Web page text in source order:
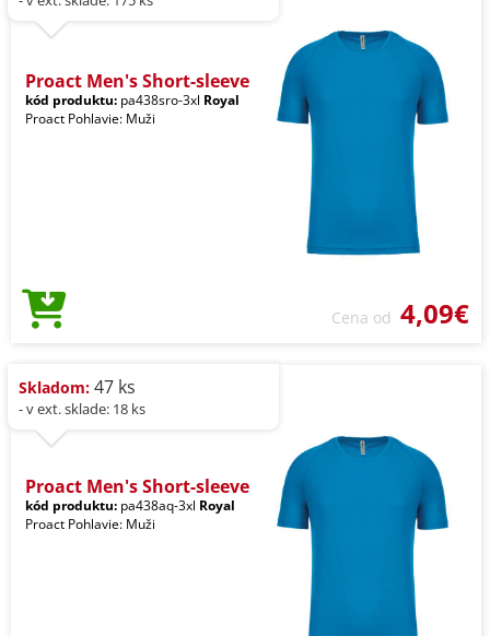
Proact Men's Short-sleeve
kód produktu: pa438sro-3xl Royal
Proact Pohlavie: Muži
Cena od 4,09€
Skladom: 47 ks
- v ext. sklade: 18 ks
Proact Men's Short-sleeve
kód produktu: pa438aq-3xl Royal
Proact Pohlavie: Muži